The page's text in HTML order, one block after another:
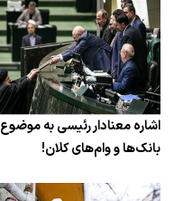
اشاره معنادار رئیسی به موضوع
بانک‌ها و وام‌های کلان!